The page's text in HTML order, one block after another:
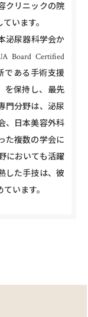
クリニックの院
います。
泌尿器科学会か
Certified
である手術支援
を保持し、最先
門分野は、泌尿
、日本美容外科
た複数の学会に
においても活躍
した手技は、彼
います。